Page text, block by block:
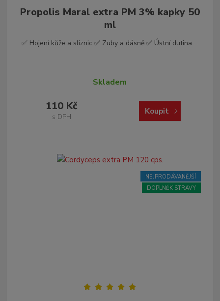
Propolis Maral extra PM 3% kapky 50
ml
✅ Hojení kůže a sliznic ✅ Zuby a dásně ✅ Ústní dutina ...
Skladem
110 Kč
s DPH
Koupit
NEJPRODÁVANĚJŠÍ
DOPLNĚK STRAVY